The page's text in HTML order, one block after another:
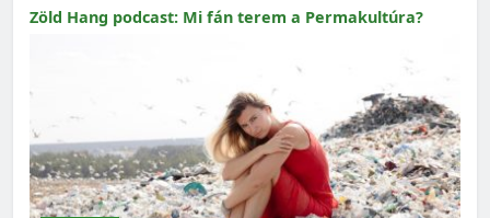
Zöld Hang podcast: Mi fán terem a Permakultúra?